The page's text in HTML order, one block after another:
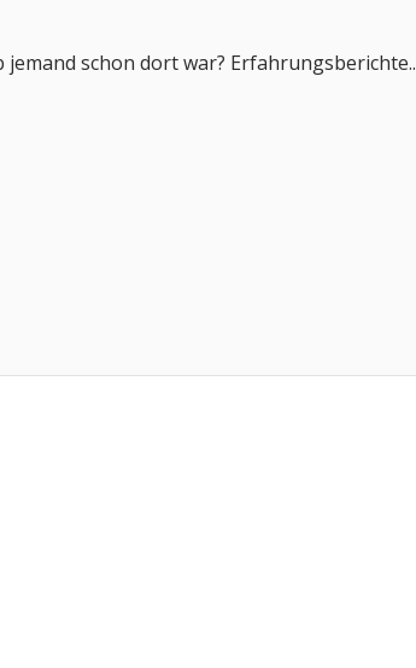
schon dort war? Erfahrungsberichte..